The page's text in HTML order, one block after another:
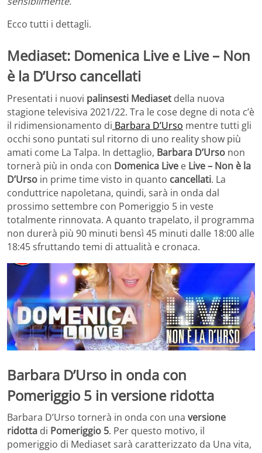
Ecco tutti i dettagli.
Mediaset: Domenica Live e Live – Non
è la D’Urso cancellati
Presentati i nuovi palinsesti Mediaset della nuova
stagione televisiva 2021/22. Tra le cose degne di nota c’è
il ridimensionamento di Barbara D’Urso mentre tutti gli
occhi sono puntati sul ritorno di uno reality show più
amati come La Talpa. In dettaglio, Barbara D’Urso non
tornerà più in onda con Domenica Live e Live – Non è la
D’Urso in prime time visto in quanto cancellati. La
conduttrice napoletana, quindi, sarà in onda dal
prossimo settembre con Pomeriggio 5 in veste
totalmente rinnovata. A quanto trapelato, il programma
non durerà più 90 minuti bensì 45 minuti dalle 18:00 alle
18:45 sfruttando temi di attualità e cronaca.
Barbara D’Urso in onda con
Pomeriggio 5 in versione ridotta
Barbara D’Urso tornerà in onda con una versione
ridotta di Pomeriggio 5. Per questo motivo, il
pomeriggio di Mediaset sarà caratterizzato da Una vita,